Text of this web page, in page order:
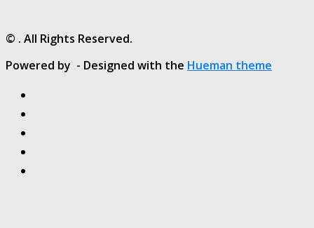
© . All Rights Reserved.
Powered by - Designed with the Hueman theme